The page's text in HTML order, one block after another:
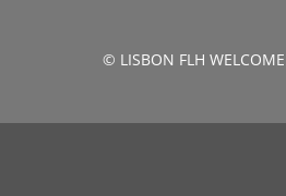
© LISBON FLH